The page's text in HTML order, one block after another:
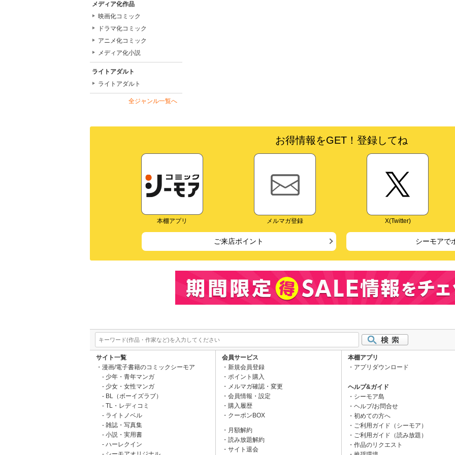
メディア化作品
映画化コミック
ドラマ化コミック
アニメ化コミック
メディア化小説
ライトアダルト
ライトアダルト
全ジャンル一覧へ
お得情報をGET！登録してね
本棚アプリ メルマガ登録 X(Twitter)
ご来店ポイント シーモアで
サイト一覧
漫画/電子書籍のコミックシーモア
少年・青年マンガ
少女・女性マンガ
BL（ボーイズラブ）
TL・レディコミ
ライトノベル
雑誌・写真集
小説・実用書
ハーレクイン
会員サービス
新規会員登録
ポイント購入
メルマガ確認・変更
会員情報・設定
購入履歴
クーポンBOX
月額解約
読み放題解約
サイト退会
本棚アプリ
アプリダウンロード
ヘルプ&ガイド
シーモア島
ヘルプ/お問合せ
初めての方へ
ご利用ガイド（シーモア）
ご利用ガイド（読み放題）
作品のリクエスト